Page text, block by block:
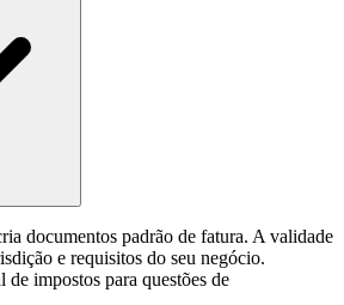
documentos padrão de fatura. A validade
e requisitos do seu negócio.
impostos para questões de